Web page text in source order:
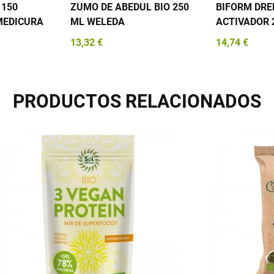
ZUMO DE ABEDUL BIO 250
ML WELEDA
13,32 €
BIFORM
ACTIVADOR
14,74 €
PRODUCTOS RELACIONADOS